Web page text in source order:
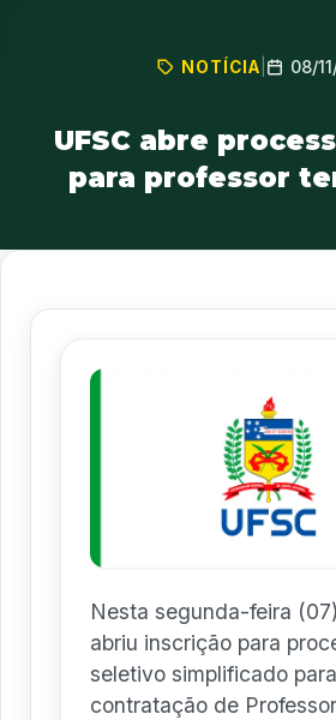
NOTÍCIA 08/
UFSC abre
para professor
Nesta segunda-feira
abriu inscrição para
seletivo simplificado para
contratação de